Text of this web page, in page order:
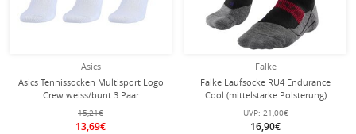
Asics
Asics Tennissocken Multisport Logo
Crew weiss/bunt 3 Paar
15,21€
13,69€
Falke
Falke Laufsocke RU4 Endurance
Cool (mittelstarke Polsterung)
schwarz Herren - 1 Paar
UVP: 21,00€
16,90€